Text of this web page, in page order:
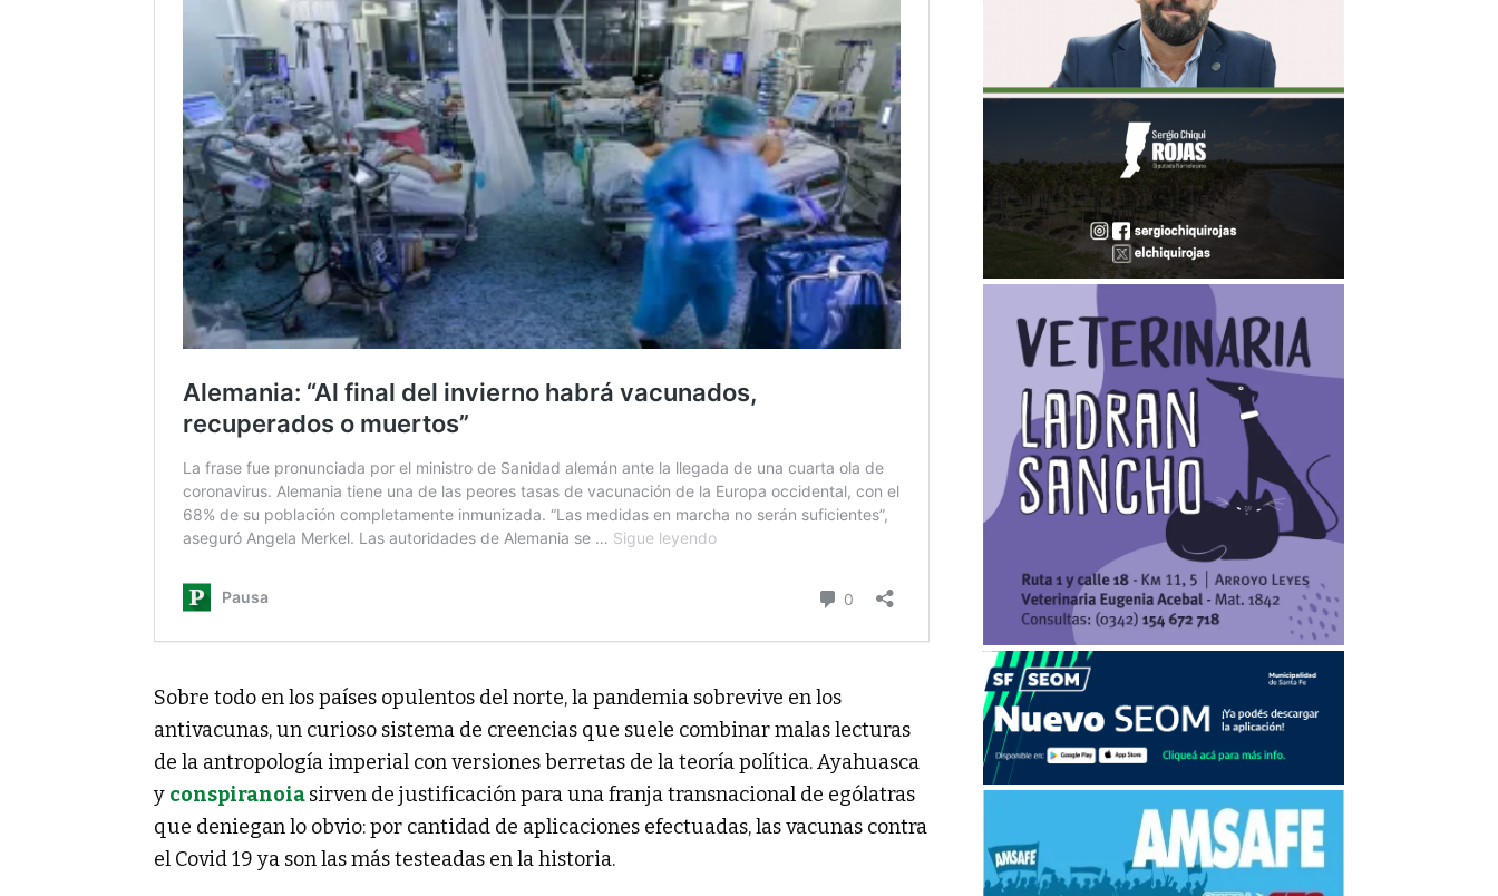
Sobre todo en los países opulentos del norte, la pandemia sobrevive en los
antivacunas, un curioso sistema de creencias que suele combinar malas lecturas
de la antropología imperial con versiones berretas de la teoría política. Ayahuasca
y conspiranoiasirven de justificación para una franja transnacional de ególatras
que deniegan lo obvio: por cantidad de aplicaciones efectuadas, las vacunas contra
el Covid 19 ya son las más testeadas en la historia.